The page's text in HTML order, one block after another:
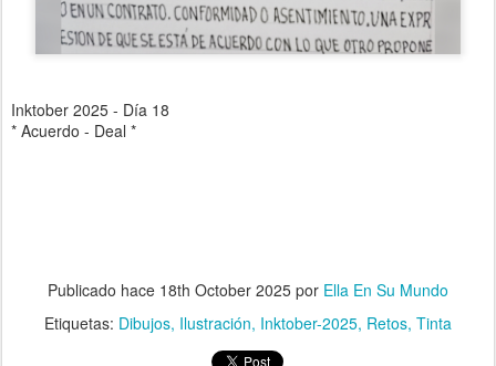
Inktober 2025 - Día 18
* Acuerdo - Deal *
Publicado hace 18th October 2025 por Ella En Su Mundo
Etiquetas: Dibujos Ilustración Inktober-2025 Retos Tinta